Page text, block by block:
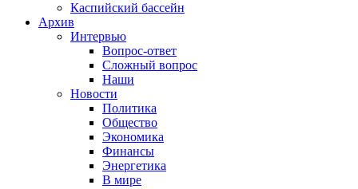
Каспийский бассейн
Архив
Интервью
Вопрос-ответ
Сложный вопрос
Наши
Новости
Политика
Общество
Экономика
Финансы
Энергетика
В мире